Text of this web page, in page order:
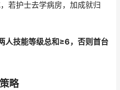
若护士去学病房，加成就归
人技能等级总和≥6，否则首台
略